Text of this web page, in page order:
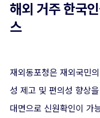
해외 거주 한국
스
재외동포청은 재외국민
성 제고 및 편의성 향상
대면으로 신원확인이 가